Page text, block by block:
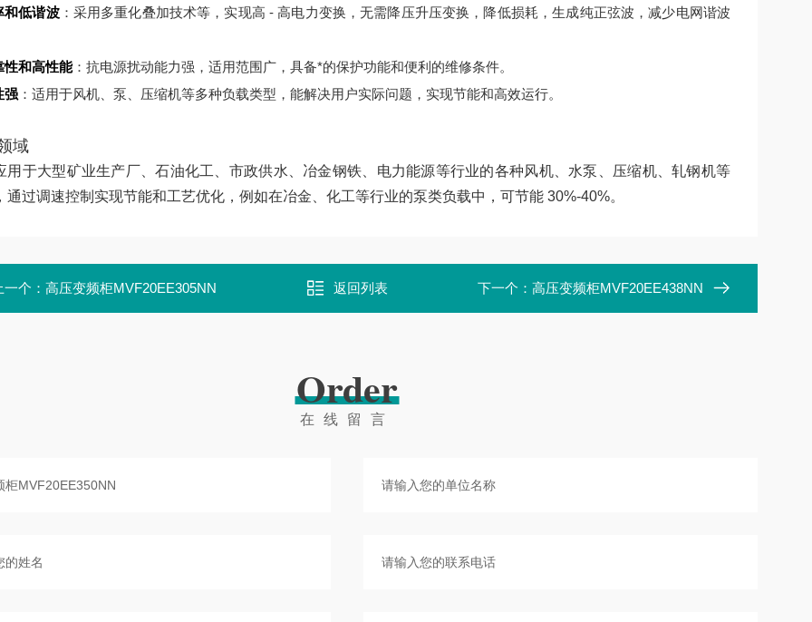
和低谐波：采用多重化叠加技术等，实现高 - 高电力变换，无需降压升压变换，降低损耗，生成纯正弦波，减少电网谐波
性和高性能：抗电源扰动能力强，适用范围广，具备*的保护功能和便利的维修条件。
强：适用于风机、泵、压缩机等多种负载类型，能解决用户实际问题，实现节能和高效运行。
域
用于大型矿业生产厂、石油化工、市政供水、冶金钢铁、电力能源等行业的各种风机、水泵、压缩机、轧钢机等
通过调速控制实现节能和工艺优化，例如在冶金、化工等行业的泵类负载中，可节能 30%-40%。
一个： 高压变频柜MVF20EE305NN 返回列表 下一个： 高压变频柜MVF20EE438NN
Order
在线留言